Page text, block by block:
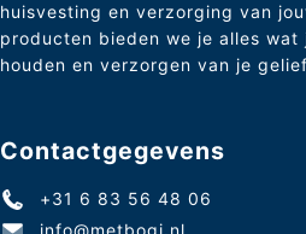
huisvesting en verzorging van
producten bieden we je alles
houden en verzorgen van je
Contactgegevens
+31 6 83 56 48 06